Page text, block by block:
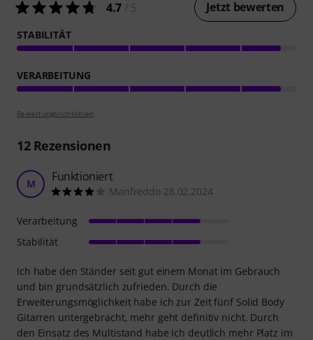
4.7 Jetzt bewerten
STABILITÄT
VERARBEITUNG
Bewertungsrichtlinien
12Rezensionen
M Funktioniert
Manfreddo 28.02.2024
Ich habe den Ständer seit gut einem Monat im Gebrauch
und bin grundsätzlich zufrieden. Durch die
Erweiterungsmöglichkeit habe ich zur Zeit fünf Solid Body
Gitarren untergebracht, mehr geht definitiv nicht. Durch
den Einsatz des Multistand habe ich deutlich mehr Platz im
Verarbeitung
Stabilität